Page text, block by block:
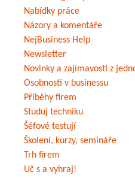
Nabídky práce
Názory a komentáře
NejBusiness Help
Newsletter
Novinky a zajímavosti z
Osobnosti v businessu
Příběhy firem
Studuj techniku
Šéfové testují
Školení, kurzy, semináře
Trh firem
Uč s a vyhraj!